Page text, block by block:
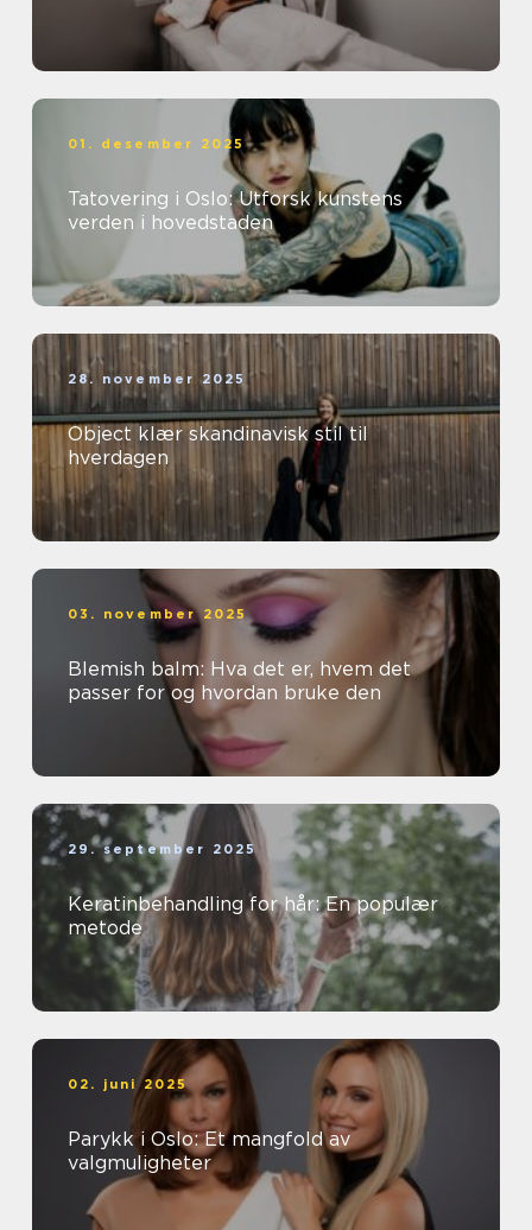
01. desember 2025
Tatovering i Oslo: Utforsk kunstens
verden i hovedstaden
28. november 2025
Object klær skandinavisk stil til
hverdagen
03. november 2025
Blemish balm: Hva det er, hvem det
passer for og hvordan bruke den
29. september 2025
Keratinbehandling for hår: En populær
metode
02. juni 2025
Parykk i Oslo: Et mangfold av
valgmuligheter